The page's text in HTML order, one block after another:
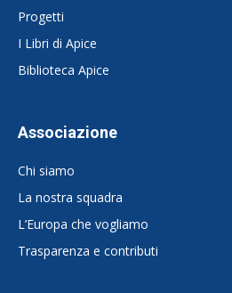
Progetti
I Libri di Apice
Biblioteca Apice
Associazione
Chi siamo
La nostra squadra
L’Europa che vogliamo
Trasparenza e contributi